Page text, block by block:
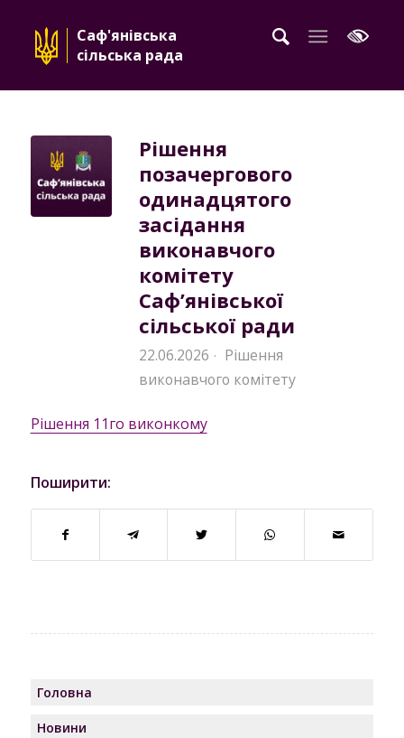
Саф'янівська
сільська рада
Рішення
позачергового
одинадцятого
засідання
виконавчого
комітету
Саф’янівської
сільської ради
22.06.2026 · Рішення
виконавчого комітету
Рішення 11го виконкому
Поширити:
Головна
Новини